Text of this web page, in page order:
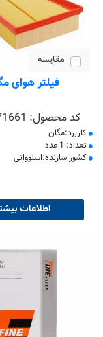
مقایسه
فیلتر هوای
کد محصول:
کاربرد:مگان
تعداد: 1 عدد
کشور سازنده:اسلووانی
اطلاعات